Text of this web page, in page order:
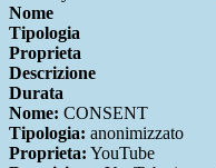
Nome
Tipologia
Proprieta
Descrizione
Durata
Nome: CONSENT
Tipologia: anonimizzato
Proprieta: YouTube